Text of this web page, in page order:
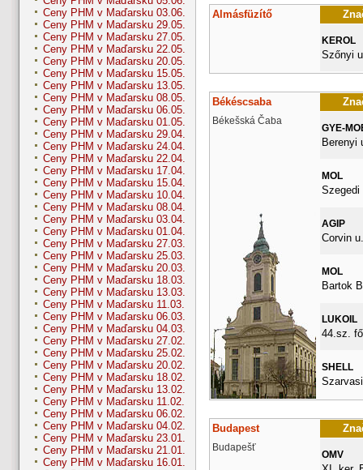
Ceny PHM v Maďarsku 03.06.
Ceny PHM v Maďarsku 29.05.
Ceny PHM v Maďarsku 27.05.
Ceny PHM v Maďarsku 22.05.
Ceny PHM v Maďarsku 20.05.
Ceny PHM v Maďarsku 15.05.
Ceny PHM v Maďarsku 13.05.
Ceny PHM v Maďarsku 08.05.
Ceny PHM v Maďarsku 06.05.
Ceny PHM v Maďarsku 01.05.
Ceny PHM v Maďarsku 29.04.
Ceny PHM v Maďarsku 24.04.
Ceny PHM v Maďarsku 22.04.
Ceny PHM v Maďarsku 17.04.
Ceny PHM v Maďarsku 15.04.
Ceny PHM v Maďarsku 10.04.
Ceny PHM v Maďarsku 08.04.
Ceny PHM v Maďarsku 03.04.
Ceny PHM v Maďarsku 01.04.
Ceny PHM v Maďarsku 27.03.
Ceny PHM v Maďarsku 25.03.
Ceny PHM v Maďarsku 20.03.
Ceny PHM v Maďarsku 18.03.
Ceny PHM v Maďarsku 13.03.
Ceny PHM v Maďarsku 11.03.
Ceny PHM v Maďarsku 06.03.
Ceny PHM v Maďarsku 04.03.
Ceny PHM v Maďarsku 27.02.
Ceny PHM v Maďarsku 25.02.
Ceny PHM v Maďarsku 20.02.
Ceny PHM v Maďarsku 18.02.
Ceny PHM v Maďarsku 13.02.
Ceny PHM v Maďarsku 11.02.
Ceny PHM v Maďarsku 06.02.
Ceny PHM v Maďarsku 04.02.
Ceny PHM v Maďarsku 23.01.
Ceny PHM v Maďarsku 21.01.
Ceny PHM v Maďarsku 16.01.
Almásfüzítő
KEROL
Szőnyi u
Békéscsaba
Békešská Čaba
GYE-
Berenyi
MOL
Szegedi
AGIP
Corvin
MOL
Bartok
LUKOIL
44.sz.
SHELL
Budapest
Budapešť
OMV